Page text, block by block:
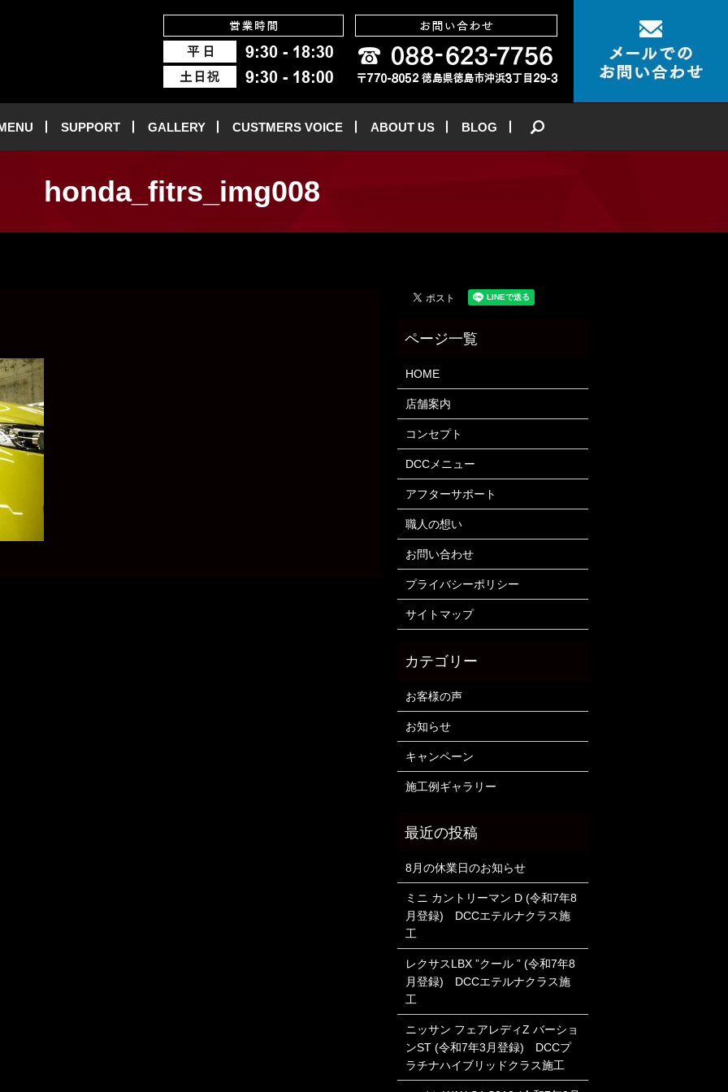
SUPPORT GALLERY CUSTMERS VOICE ABOUT US BLOG
honda_fitrs_img008
HOME
店舗案内
コンセプト
DCCメニュー
アフターサポート
職人の想い
お問い合わせ
プライバシーポリシー
サイトマップ
お客様の声
お知らせ
キャンペーン
施工例ギャラリー
8月の休業日のお知らせ
ミニ カントリーマン D (令和7年8
月登録) DCCエテルナクラス施
工
レクサスLBX ”クール ” (令和7年8
月登録) DCCエテルナクラス施
工
ニッサン フェアレディZ バーショ
ンST (令和7年3月登録) DCCプ
ラチナハイブリッドクラス施工